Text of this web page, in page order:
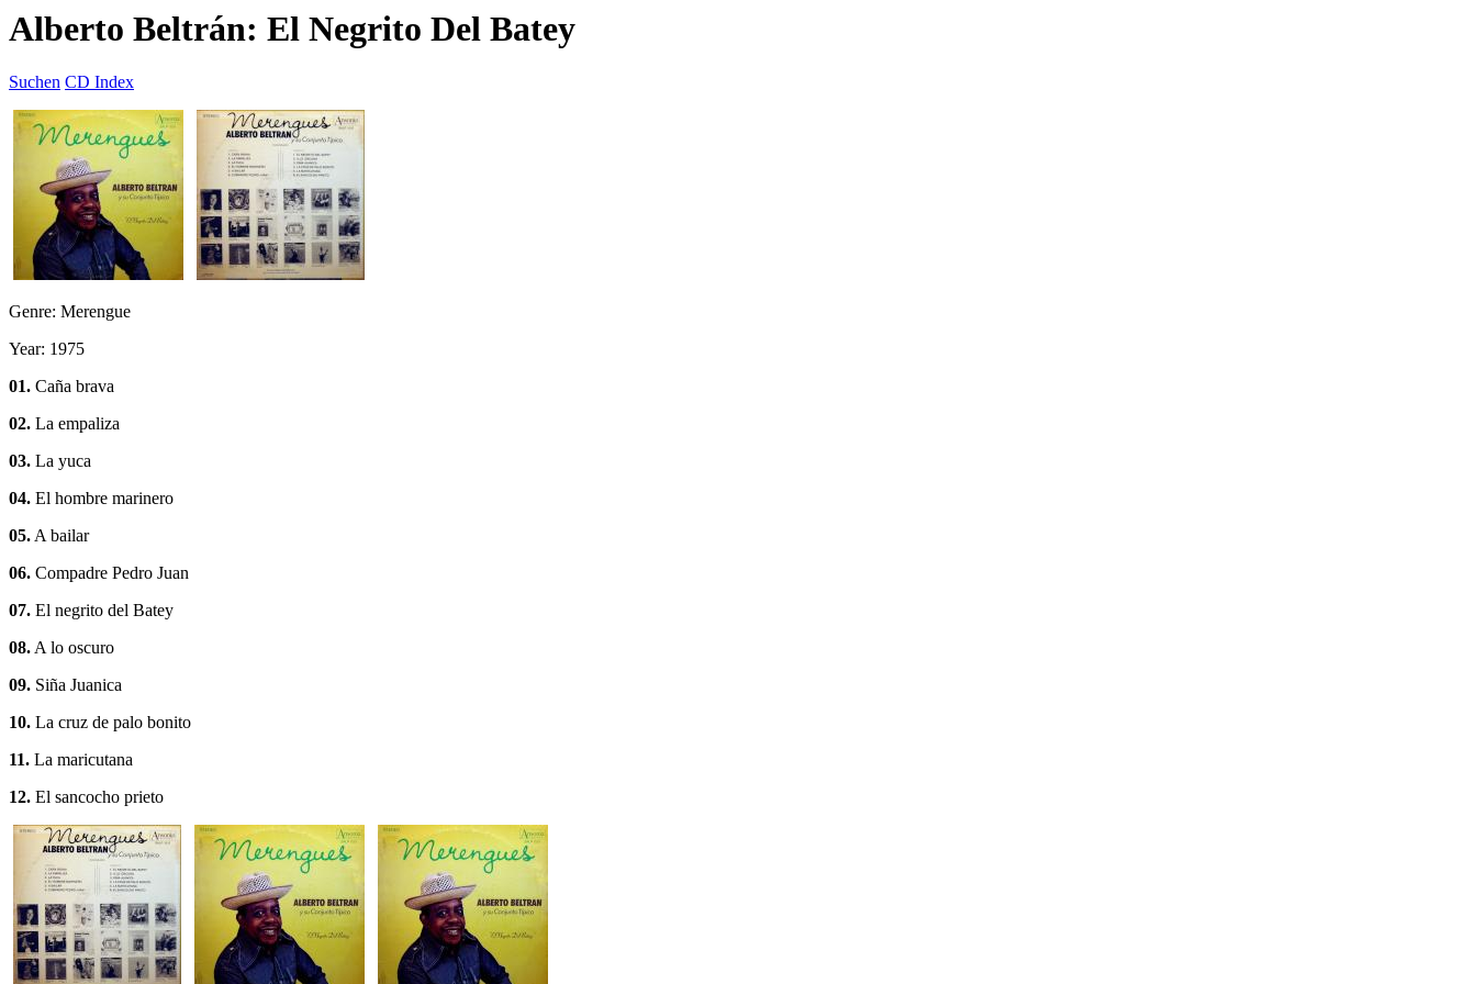
Alberto Beltrán: El Negrito Del Batey
Suchen CD Index
Genre: Merengue
Year: 1975
01. Caña brava
02. La empaliza
03. La yuca
04. El hombre marinero
05.A bailar
06. Compadre Pedro Juan
07. El negrito del Batey
08.A lo oscuro
09. Siña Juanica
10. La cruz de palo bonito
11. La maricutana
12. El sancocho prieto